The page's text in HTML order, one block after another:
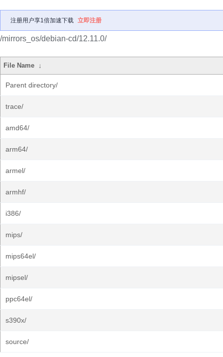
注册用户享1倍加速下载 立即注册
/mirrors_os/debian-cd/12.11.0/
File Name ↓
Parent directory/
trace/
amd64/
arm64/
armel/
armhf/
i386/
mips/
mips64el/
mipsel/
ppc64el/
s390x/
source/